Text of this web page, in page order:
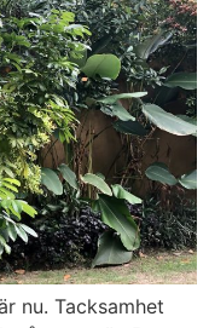
nu. Tacksamhet